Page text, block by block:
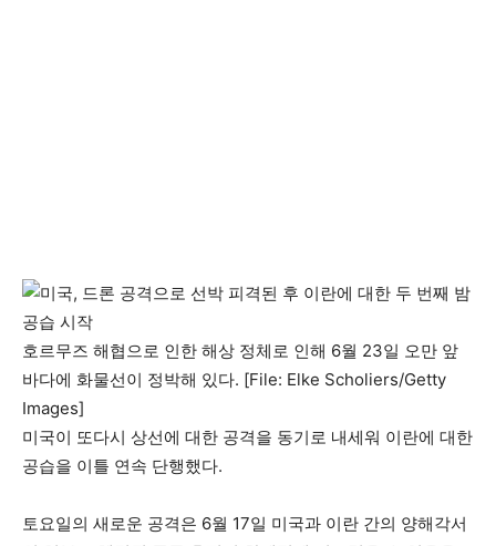
호르무즈 해협으로 인한 해상 정체로 인해 6월 23일 오만 앞
바다에 화물선이 정박해 있다. [File: Elke Scholiers/Getty
Images]
미국이 또다시 상선에 대한 공격을 동기로 내세워 이란에 대한
공습을 이틀 연속 단행했다.
토요일의 새로운 공격은 6월 17일 미국과 이란 간의 양해각서